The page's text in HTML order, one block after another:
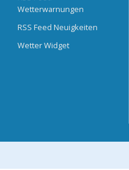
Wetterwarnungen
RSS Feed Neuigkeiten
Wetter Widget